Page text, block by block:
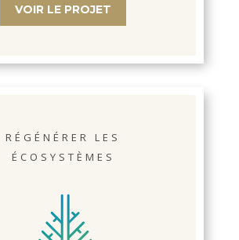
VOIR LE PROJET
RÉGÉNÉRER LES
ÉCOSYSTÈMES